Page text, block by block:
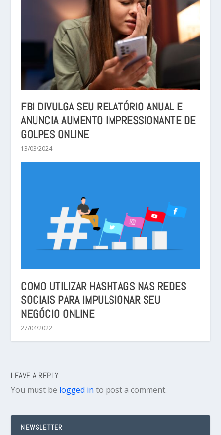
FBI DIVULGA SEU RELATÓRIO ANUAL E
ANUNCIA AUMENTO IMPRESSIONANTE DE
GOLPES ONLINE
13/03/2024
COMO UTILIZAR HASHTAGS NAS REDES
SOCIAIS PARA IMPULSIONAR SEU
NEGÓCIO ONLINE
27/04/2022
LEAVE A REPLY
You must be logged in to post a comment.
NEWSLETTER